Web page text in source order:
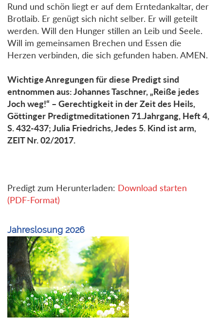
Rund und schön liegt er auf dem Erntedankaltar, der
Brotlaib. Er genügt sich nicht selber. Er will geteilt
werden. Will den Hunger stillen an Leib und Seele.
Will im gemeinsamen Brechen und Essen die
Herzen verbinden, die sich gefunden haben. AMEN.
Wichtige Anregungen für diese Predigt sind
entnommen aus: Johannes Taschner, „Reiße jedes
Joch weg!“ – Gerechtigkeit in der Zeit des Heils,
Göttinger Predigtmeditationen 71.Jahrgang, Heft 4,
S. 432-437; Julia Friedrichs, Jedes 5. Kind ist arm,
ZEIT Nr. 02/2017.
Predigt zum Herunterladen: Download starten
(PDF-Format)
Jahreslosung 2026